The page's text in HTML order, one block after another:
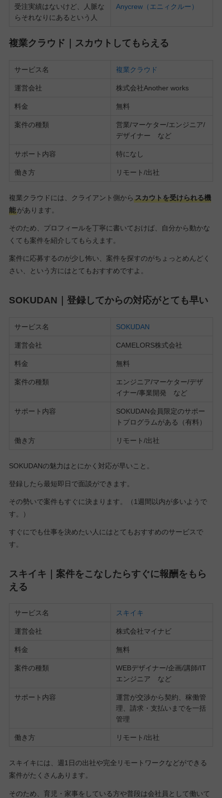
受注実績はないけど、人脈な
らそれなりにあるという人
Anycrew（エニィクルー）
複業クラウド｜スカウトしてもらえる
サービス名 複業クラウド
運営会社 株式会社Another works
料金 無料
案件の種類
営業/マーケター/エンジニア/
デザイナー など
サポート内容 特になし
働き方 リモート/出社
複業クラウドには、クライアント側から スカウトを受けられる機
能があります。
そのため、プロフィールを丁寧に書いておけば、自分から動かな
くても案件を紹介してもらえます。
案件に応募するのが少し怖い、案件を探すのがちょっとめんどく
さい、という方にはとてもおすすめですよ。
SOKUDAN｜登録してからの対応がとても早い
サービス名 SOKUDAN
運営会社 CAMELORS株式会社
料金 無料
案件の種類
エンジニア/マーケター/デザ
イナー/事業開発 など
サポート内容
SOKUDAN会員限定のサポー
トプログラムがある（有料）
働き方 リモート/出社
SOKUDANの魅力はとにかく対応が早いこと。
登録したら最短即日で面談ができます。
その勢いで案件もすぐに決まります。（1週間以内が多いようで
す。）
すぐにでも仕事を決めたい人にはとてもおすすめのサービスで
す。
スキイキ｜案件をこなしたらすぐに報酬をもら
える
サービス名 スキイキ
運営会社 株式会社マイナビ
料金 無料
案件の種類
WEBデザイナー/企画/講師/IT
エンジニア など
サポート内容
運営が交渉から契約、稼働管
理、請求・支払いまでを一括
管理
働き方 リモート/出社
スキイキには、週1日の出社や完全リモートワークなどができる
案件がたくさんあります。
そのため、育児・家事をしている方や普段は会社員として働いて